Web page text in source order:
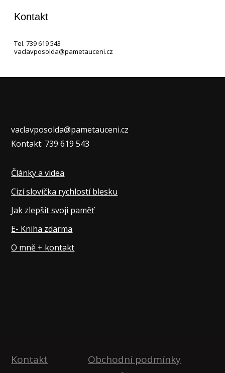
Kontakt
Tel. 739 619 543
vaclavposolda@pametauceni.cz
vaclavposolda@pametauceni.cz
Kontakt: 739 619 543
Články a videa
Cizí slovíčka rychlostí blesku
Jak zlepšit svoji paměť
E- Kniha zdarma
O mně + kontakt
Kontakt
Obchodní podmínky